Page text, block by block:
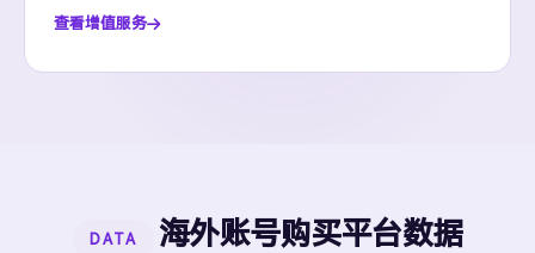
查看增值服务
DATA 海外账号购买平台数据